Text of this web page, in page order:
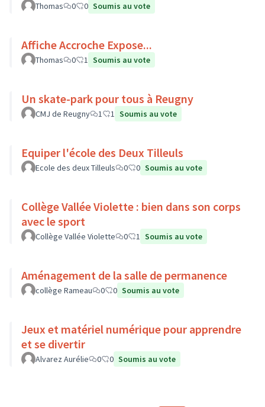
Thomas 0 0 Soumis au vote
Affiche Accroche Expose...
Thomas 0 1 Soumis au vote
Un skate-park pour tous à Reugny
CMJ de Reugny 1 1 Soumis au vote
Equiper l'école des Deux Tilleuls
Ecole des deux Tilleuls 0 0 Soumis au vote
Collège Vallée Violette : bien dans son corps
avec le sport
Collège Vallée Violette 0 1 Soumis au vote
Aménagement de la salle de permanence
collège Rameau 0 0 Soumis au vote
Jeux et matériel numérique pour apprendre
et se divertir
Alvarez Aurélie 0 0 Soumis au vote